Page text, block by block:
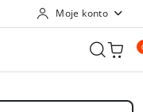
Moje konto